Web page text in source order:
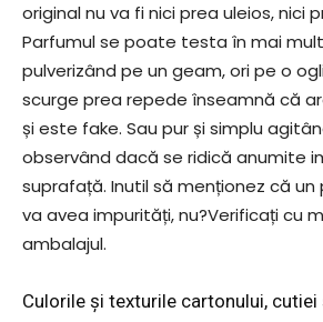
original nu va fi nici prea uleios, nici
Parfumul se poate testa în mai
pulverizând pe un geam, ori pe o
scurge prea repede înseamnă că
și este fake. Sau pur și simplu
observând dacă se ridică anumite
suprafață. Inutil să menționez că un
va avea impurități, nu?Verificați cu
ambalajul.
Culorile și texturile cartonului,